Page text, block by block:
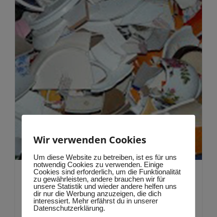
gewählt
werden
Polterscherben
231,57€–406,98€
Wir verwenden Cookies
Um diese Website zu betreiben, ist es für uns
notwendig Cookies zu verwenden. Einige
Cookies sind erforderlich, um die Funktionalität
zu gewährleisten, andere brauchen wir für
unsere Statistik und wieder andere helfen uns
dir nur die Werbung anzuzeigen, die dich
interessiert. Mehr erfährst du in unserer
Datenschutzerklärung.